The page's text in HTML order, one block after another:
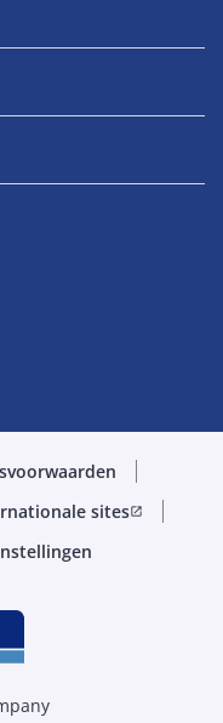
sitesopen_in_new